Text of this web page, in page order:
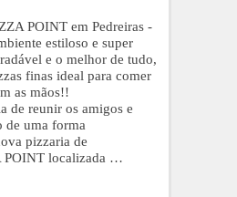
POINT em Pedreiras -
estiloso e super
e o melhor de tudo,
finas ideal para comer
as mãos!!
de reunir os amigos e
de uma forma
pizzaria de
POINT localizada …